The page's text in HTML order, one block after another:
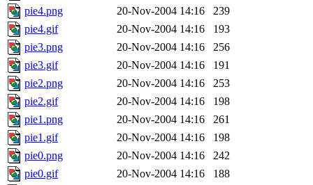
pie4.png
20-Nov-2004 14:16
239
pie4.gif
20-Nov-2004 14:16
193
pie3.png
20-Nov-2004 14:16
256
pie3.gif
20-Nov-2004 14:16
191
pie2.png
20-Nov-2004 14:16
253
pie2.gif
20-Nov-2004 14:16
198
pie1.png
20-Nov-2004 14:16
261
pie1.gif
20-Nov-2004 14:16
198
pie0.png
20-Nov-2004 14:16
242
pie0.gif
20-Nov-2004 14:16
188